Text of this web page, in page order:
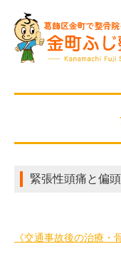
緊張性頭痛と偏
《交通事故後の治療・